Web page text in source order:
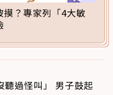
？專家列「4大敏
聽過怪叫」 男子鼓起